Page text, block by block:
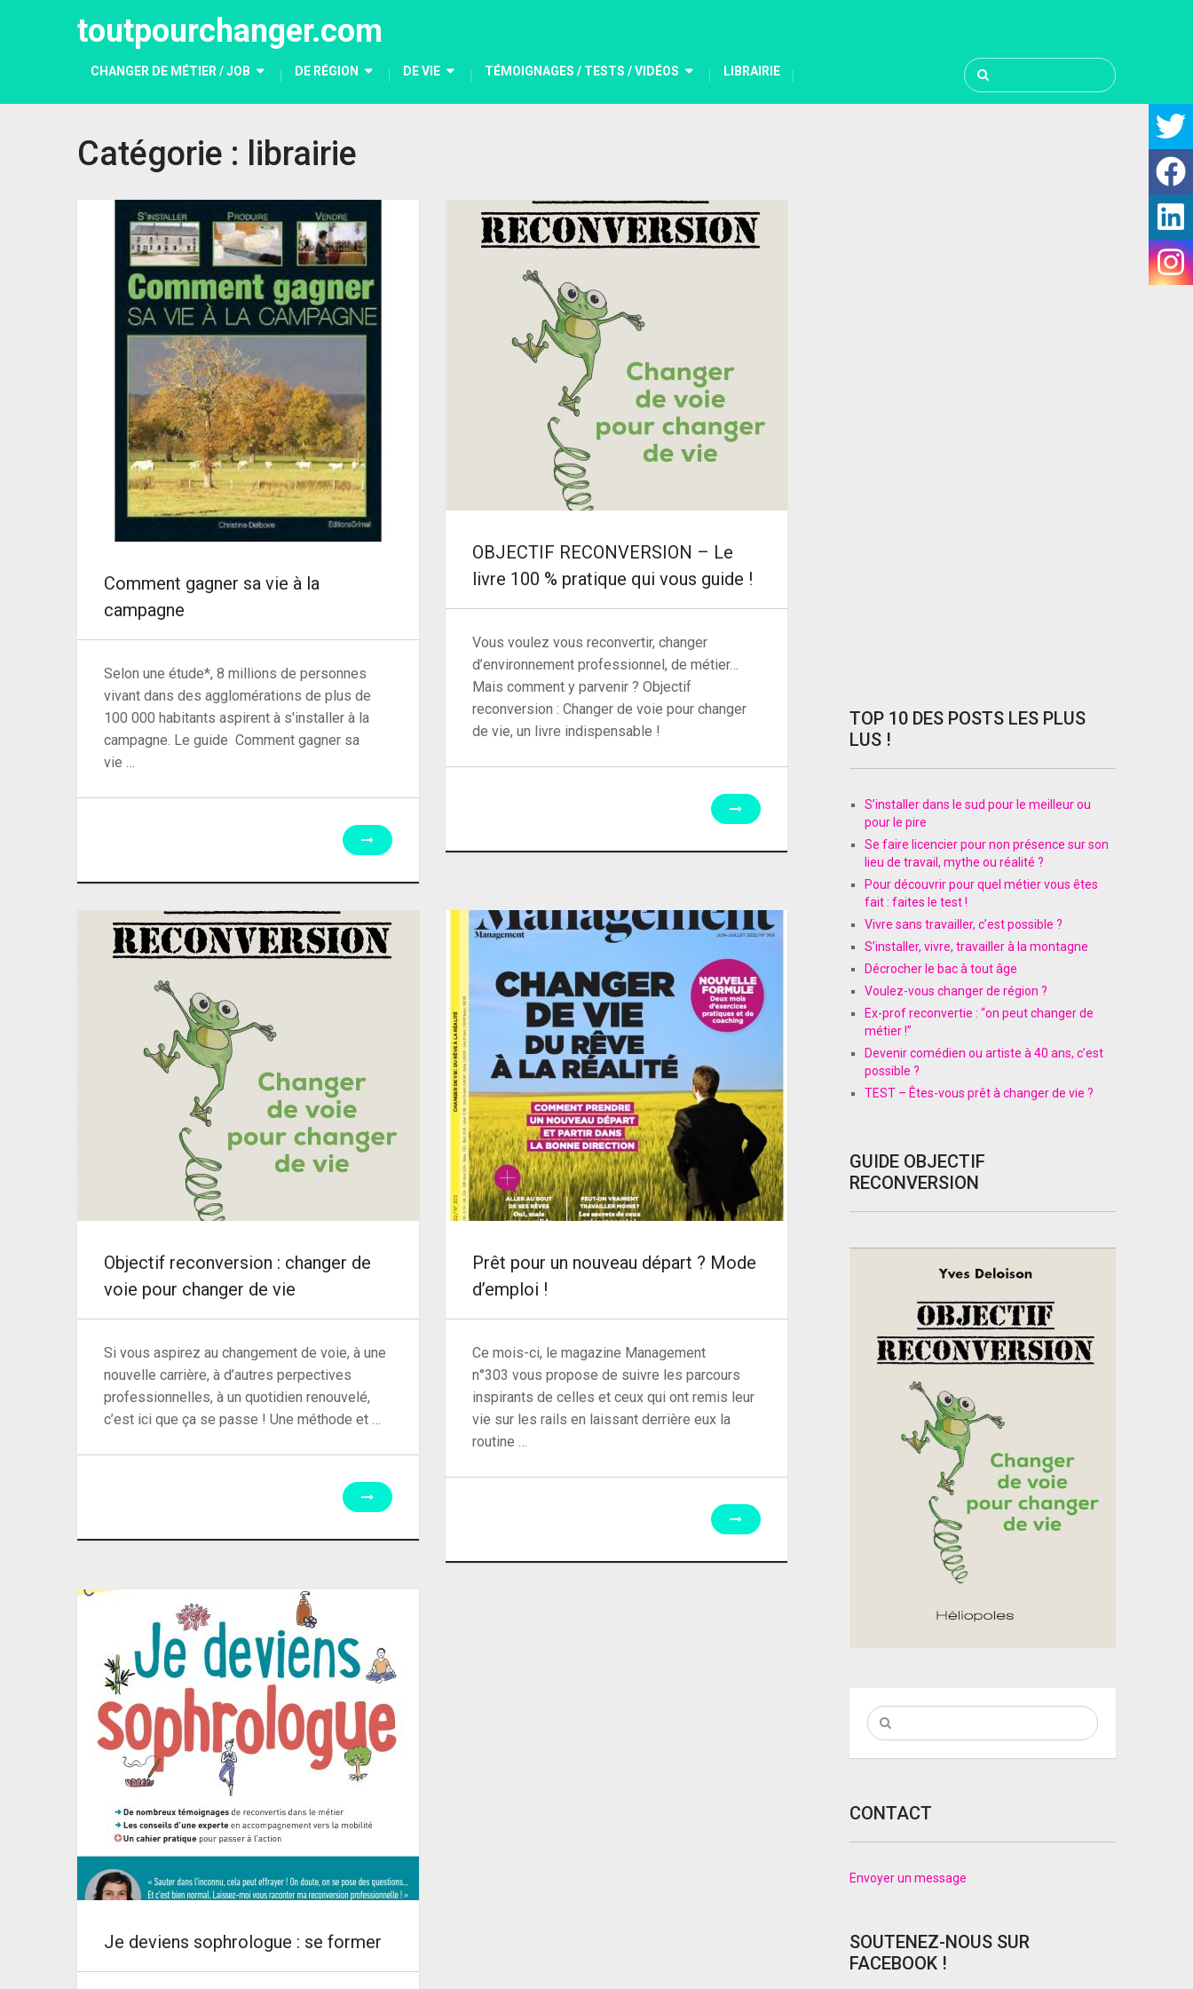
toutpourchanger.com
CHANGER DE MÉTIER / JOB DE RÉGION DE VIE TÉMOIGNAGES / TESTS / VIDÉOS LIBRAIRIE
Catégorie : librairie
Comment gagner sa vie à la
campagne
Selon une étude*, 8 millions de personnes
vivant dans des agglomérations de plus de
100 000 habitants aspirent à s'installer à la
campagne. Le guide Comment gagner sa
vie …
OBJECTIF RECONVERSION – Le
livre 100 % pratique qui vous guide !
Vous voulez vous reconvertir, changer
d’environnement professionnel, de métier…
Mais comment y parvenir ? Objectif
reconversion : Changer de voie pour changer
de vie, un livre indispensable !
Objectif reconversion : changer de
voie pour changer de vie
Si vous aspirez au changement de voie, à une
nouvelle carrière, à d’autres perpectives
professionnelles, à un quotidien renouvelé,
c’est ici que ça se passe ! Une méthode et …
Prêt pour un nouveau départ ? Mode
d’emploi !
Ce mois-ci, le magazine Management
n°303 vous propose de suivre les parcours
inspirants de celles et ceux qui ont remis leur
vie sur les rails en laissant derrière eux la
routine …
Je deviens sophrologue : se former
TOP 10 DES POSTS LES PLUS
LUS !
S’installer dans le sud pour le meilleur ou
pour le pire
Se faire licencier pour non présence sur son
lieu de travail, mythe ou réalité ?
Pour découvrir pour quel métier vous êtes
fait : faites le test !
Vivre sans travailler, c’est possible ?
S’installer, vivre, travailler à la montagne
Décrocher le bac à tout âge
Voulez-vous changer de région ?
Ex-prof reconvertie : “on peut changer de
métier !”
Devenir comédien ou artiste à 40 ans, c’est
possible ?
TEST – Êtes-vous prêt à changer de vie ?
GUIDE OBJECTIF
RECONVERSION
CONTACT
Envoyer un message
SOUTENEZ-NOUS SUR
FACEBOOK !